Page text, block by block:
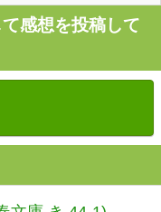
感想を投稿して